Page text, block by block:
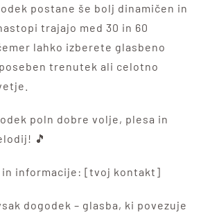
postane še bolj dinamičen in
trajajo med 30 in 60
lahko izberete glasbeno
trenutek ali celotno
poln dobre volje, plesa in
🎵
in informacije: [tvoj kontakt]
dogodek – glasba, ki povezuje